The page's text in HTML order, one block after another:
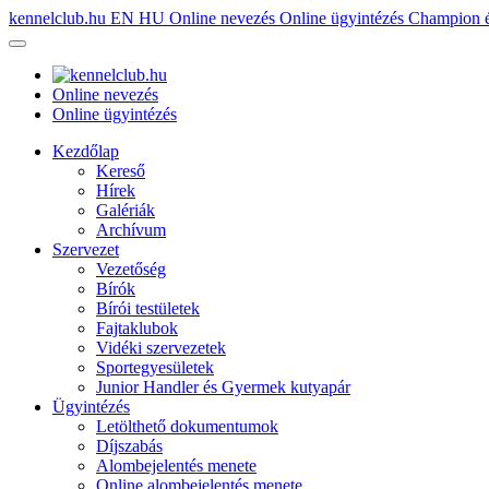
kennelclub.hu EN HU Online nevezés Online ügyintézés Champion
Online nevezés
Online ügyintézés
Kezdőlap
Kereső
Hírek
Galériák
Archívum
Szervezet
Vezetőség
Bírók
Bírói testületek
Fajtaklubok
Vidéki szervezetek
Sportegyesületek
Junior Handler és Gyermek kutyapár
Ügyintézés
Letölthető dokumentumok
Díjszabás
Alombejelentés menete
Online alombejelentés menete